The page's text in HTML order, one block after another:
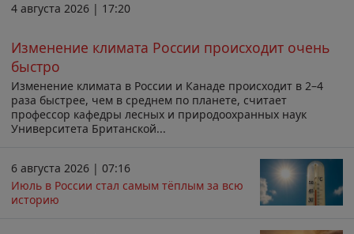
4 августа 2026 | 17:20
Изменение климата России происходит очень
быстро
Изменение климата в России и Канаде происходит в 2–4
раза быстрее, чем в среднем по планете, считает
профессор кафедры лесных и природоохранных наук
Университета Британской...
6 августа 2026 | 07:16
Июль в России стал самым тёплым за всю
историю